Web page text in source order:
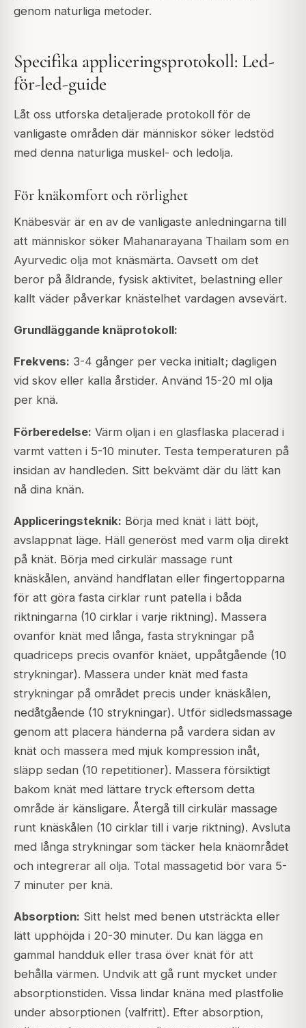
genom naturliga metoder.
Specifika appliceringsprotokoll: Led-
för-led-guide
Låt oss utforska detaljerade protokoll för de
vanligaste områden där människor söker ledstöd
med denna naturliga muskel- och ledolja.
För knäkomfort och rörlighet
Knäbesvär är en av de vanligaste anledningarna till
att människor söker Mahanarayana Thailam som en
Ayurvedic olja mot knäsmärta. Oavsett om det
beror på åldrande, fysisk aktivitet, belastning eller
kallt väder påverkar knästelhet vardagen avsevärt.
Grundläggande knäprotokoll:
Frekvens: 3-4 gånger per vecka initialt; dagligen
vid skov eller kalla årstider. Använd 15-20 ml olja
per knä.
Förberedelse: Värm oljan i en glasflaska placerad i
varmt vatten i 5-10 minuter. Testa temperaturen på
insidan av handleden. Sitt bekvämt där du lätt kan
nå dina knän.
Appliceringsteknik: Börja med knät i lätt böjt,
avslappnat läge. Häll generöst med varm olja direkt
på knät. Börja med cirkulär massage runt
knäskålen, använd handflatan eller fingertopparna
för att göra fasta cirklar runt patella i båda
riktningarna (10 cirklar i varje riktning). Massera
ovanför knät med långa, fasta strykningar på
quadriceps precis ovanför knäet, uppåtgående (10
strykningar). Massera under knät med fasta
strykningar på området precis under knäskålen,
nedåtgående (10 strykningar). Utför sidledsmassage
genom att placera händerna på vardera sidan av
knät och massera med mjuk kompression inåt,
släpp sedan (10 repetitioner). Massera försiktigt
bakom knät med lättare tryck eftersom detta
område är känsligare. Återgå till cirkulär massage
runt knäskålen (10 cirklar till i varje riktning). Avsluta
med långa strykningar som täcker hela knäområdet
och integrerar all olja. Total massagetid bör vara 5-
7 minuter per knä.
Absorption: Sitt helst med benen utsträckta eller
lätt upphöjda i 20-30 minuter. Du kan lägga en
gammal handduk eller trasa över knät för att
behålla värmen. Undvik att gå runt mycket under
absorptionstiden. Vissa lindar knäna med plastfolie
under absorptionen (valfritt). Efter absorption,